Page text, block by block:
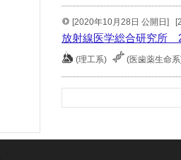
[2020年10月28日 公開日]
放射線医学総合研究所
(理工系) (医歯薬生命